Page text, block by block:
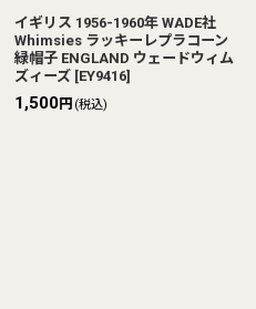
イギリス 1956-1960年 WADE社
Whimsies ラッキーレプラコーン
緑帽子 ENGLAND ウェードウィム
ズィーズ [EY9416]
1,500円 (税込)